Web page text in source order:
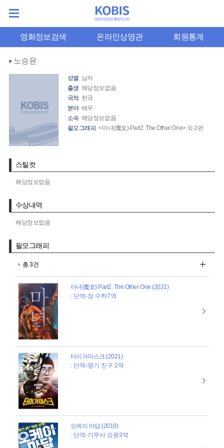
영화정보검색 온라인상영관 회원통계
노승윤
성별 남자
출생 해당정보없음
국적 한국
분야 배우
소속 해당정보없음
필모그래피 <마녀(魔女) Part2. The Other One> 외 2편
스틸컷
해당정보없음
수상내역
해당정보없음
필모그래피
총 3건
마녀(魔女) Part2. The Other One (2021)
: 단역-장 수하7역
타이거마스크 (2021)
: 단역-명기 친구 2역
오케이 마담 (2019)
: 단역-기무사 요원3역